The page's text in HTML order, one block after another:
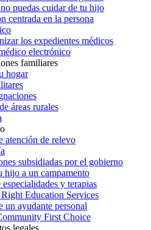
puedas cuidar de tu hijo
centrada en la persona
los expedientes médicos
electrónico
familiares
hogar
áreas rurales
atención de relevo
subsidiadas por el gobierno
hijo a un campamento
y terapias
Education Services
un ayudante personal
First Choice
legales